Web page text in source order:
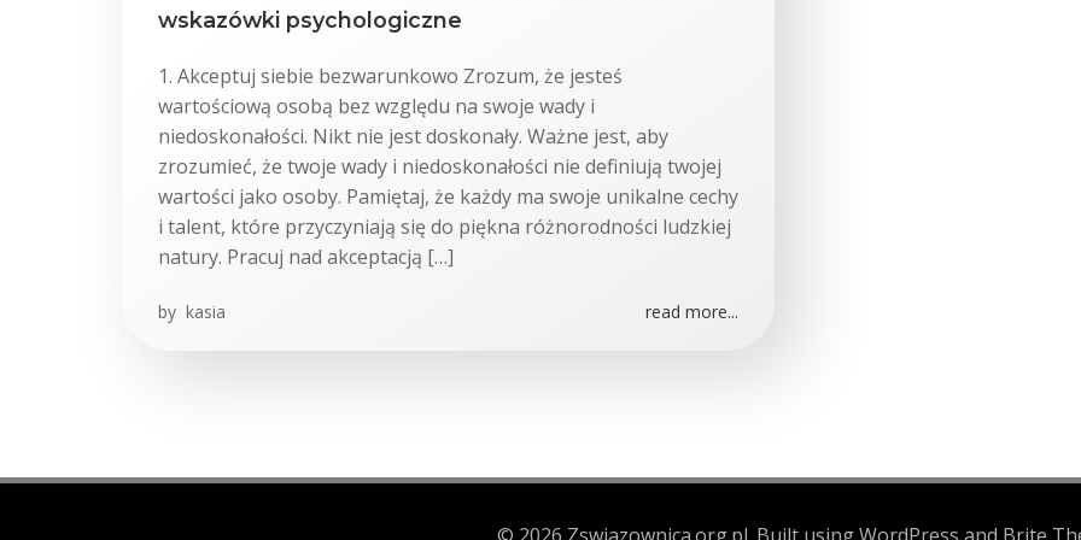
wskazówki psychologiczne
1. Akceptuj siebie bezwarunkowo Zrozum, że jesteś
wartościową osobą bez względu na swoje wady i
niedoskonałości. Nikt nie jest doskonały. Ważne jest, aby
zrozumieć, że twoje wady i niedoskonałości nie definiują twojej
wartości jako osoby. Pamiętaj, że każdy ma swoje unikalne cechy
i talent, które przyczyniają się do piękna różnorodności ludzkiej
natury. Pracuj nad akceptacją […]
by kasia read more...